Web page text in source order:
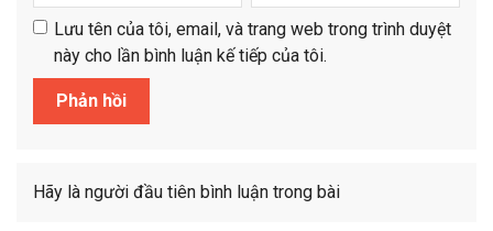
Lưu tên của tôi, email, và trang web trong trình duyệt
này cho lần bình luận kế tiếp của tôi.
Hãy là người đầu tiên bình luận trong bài